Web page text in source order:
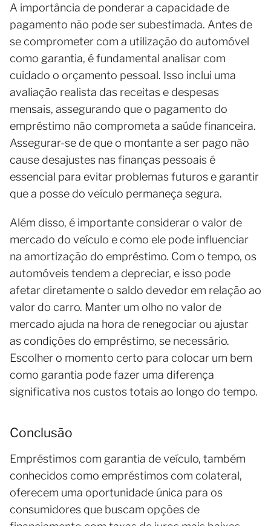
A importância de ponderar a capacidade de
pagamento não pode ser subestimada. Antes de
se comprometer com a utilização do automóvel
como garantia, é fundamental analisar com
cuidado o orçamento pessoal. Isso inclui uma
avaliação realista das receitas e despesas
mensais, assegurando que o pagamento do
empréstimo não comprometa a saúde financeira.
Assegurar-se de que o montante a ser pago não
cause desajustes nas finanças pessoais é
essencial para evitar problemas futuros e garantir
que a posse do veículo permaneça segura.
Além disso, é importante considerar o valor de
mercado do veículo e como ele pode influenciar
na amortização do empréstimo. Com o tempo, os
automóveis tendem a depreciar, e isso pode
afetar diretamente o saldo devedor em relação ao
valor do carro. Manter um olho no valor de
mercado ajuda na hora de renegociar ou ajustar
as condições do empréstimo, se necessário.
Escolher o momento certo para colocar um bem
como garantia pode fazer uma diferença
significativa nos custos totais ao longo do tempo.
Conclusão
Empréstimos com garantia de veículo, também
conhecidos como empréstimos com colateral,
oferecem uma oportunidade única para os
consumidores que buscam opções de